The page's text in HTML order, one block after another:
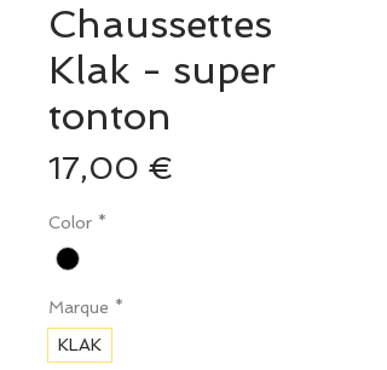
Chaussettes
Klak - super
tonton
17,00 €
Color *
Marque *
KLAK